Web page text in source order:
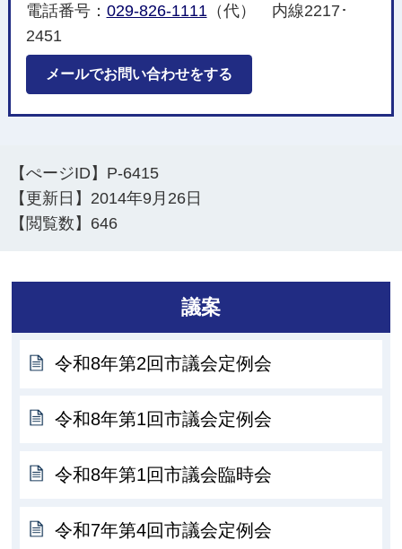
電話番号： 029-826-1111 （代） 内線2217･
2451
メールでお問い合わせをする
【ぺージID】 P-6415
【更新日】 2014年9月26日
【閲覧数】 646
議案
令和8年第2回市議会定例会
令和8年第1回市議会定例会
令和8年第1回市議会臨時会
令和7年第4回市議会定例会